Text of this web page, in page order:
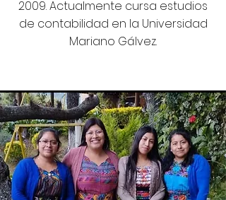
2009. Actualmente cursa estudios
de contabilidad en la Universidad
Mariano Gálvez.